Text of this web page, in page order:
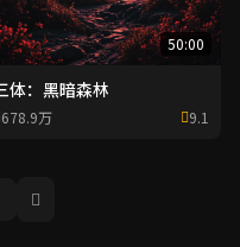
50:00
体：黑暗森林
678.9万 9.1